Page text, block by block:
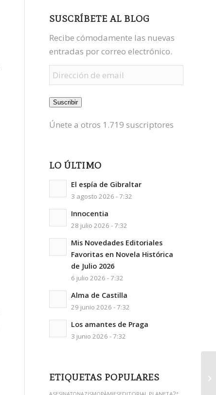
SUSCRÍBETE AL BLOG
Recibe cómodamente las nuevas
entradas por correo electrónico.
Dirección
de
email
Suscribir
Únete a otros 1.719 suscriptores
LO ÚLTIMO
El espía de Gibraltar
3 agosto 2026 - 7:32
Innocentia
28 julio 2026 - 7:32
Mis Novedades Editoriales
Favoritas en Novela Histórica
de Julio 2026
6 julio 2026 - 7:32
Alma de Castilla
29 junio 2026 - 7:32
Los amantes de Praga
3 junio 2026 - 7:32
ETIQUETAS POPULARES